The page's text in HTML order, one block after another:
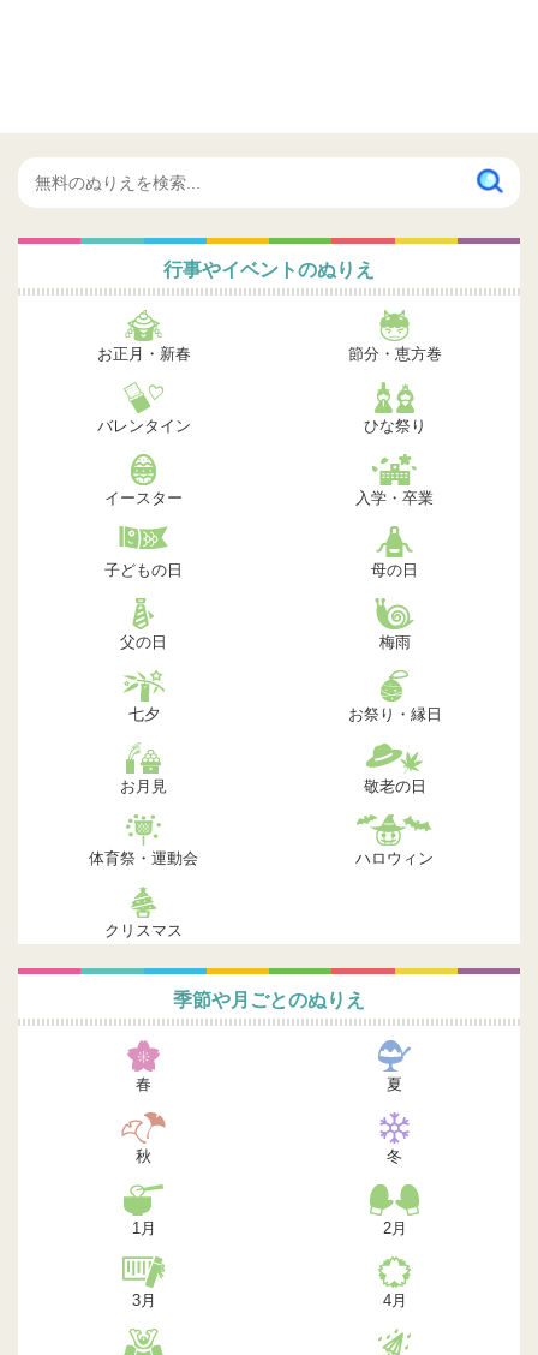
行事やイベントのぬりえ
お正月・新春 節分・恵方巻
バレンタイン ひな祭り
イースター 入学・卒業
子どもの日 母の日
父の日 梅雨
七夕 お祭り・縁日
お月見 敬老の日
体育祭・運動会 ハロウィン
クリスマス
季節や月ごとのぬりえ
春 夏
秋 冬
1月 2月
3月 4月